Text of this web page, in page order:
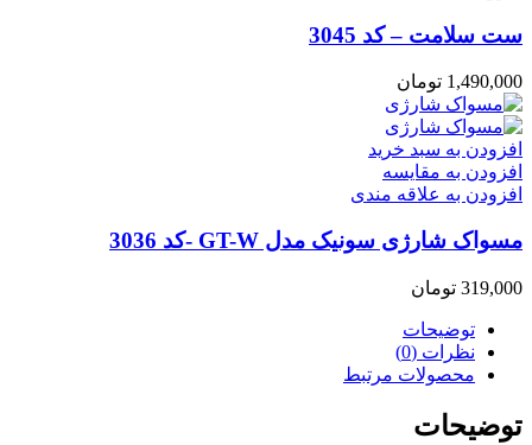
ست سلامت – کد 3045
1,490,000 تومان
افزودن به سبد خرید
افزودن به مقایسه
افزودن به علاقه مندی
مسواک شارژی سونیک مدل GT-W -کد 3036
319,000 تومان
توضیحات
نظرات (0)
محصولات مرتبط
توضیحات